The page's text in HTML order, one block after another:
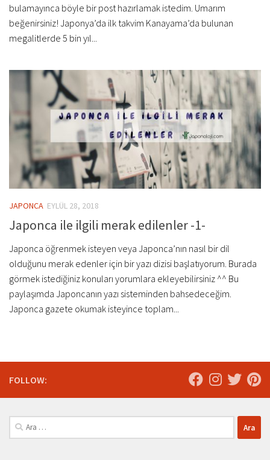
bulamayınca böyle bir post hazırlamak istedim. Umarım
beğenirsiniz! Japonya’da ilk takvim Kanayama’da bulunan
megalitlerde 5 bin yıl...
JAPONCA EYLÜL 28, 2018
Japonca ile ilgili merak edilenler -1-
Japonca öğrenmek isteyen veya Japonca’nın nasıl bir dil
olduğunu merak edenler için bir yazı dizisi başlatıyorum. Burada
görmek istediğiniz konuları yorumlara ekleyebilirsiniz ^^ Bu
paylaşımda Japoncanın yazı sisteminden bahsedeceğim.
Japonca gazete okumak isteyince toplam...
FOLLOW:
Arama: